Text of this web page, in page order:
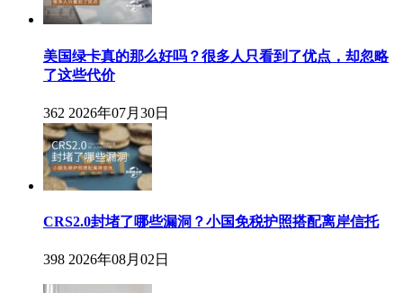
美国绿卡真的那么好吗？很多人只看到了优点，却忽略
了这些代价
362 2026年07月30日
CRS2.0封堵了哪些漏洞？小国免税护照搭配离岸信托
398 2026年08月02日